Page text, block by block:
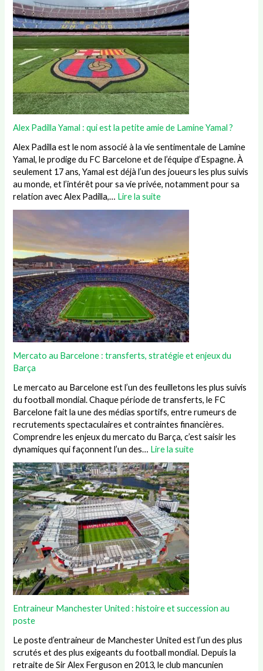
Alex Padilla Yamal : qui est la petite amie de Lamine Yamal ?
Alex Padilla est le nom associé à la vie sentimentale de Lamine
Yamal, le prodige du FC Barcelone et de l’équipe d’Espagne. À
seulement 17 ans, Yamal est déjà l’un des joueurs les plus suivis
au monde, et l’intérêt pour sa vie privée, notamment pour sa
relation avec Alex Padilla,… Lire la suite
Mercato au Barcelone : transferts, stratégie et enjeux du
Barça
Le mercato au Barcelone est l’un des feuilletons les plus suivis
du football mondial. Chaque période de transferts, le FC
Barcelone fait la une des médias sportifs, entre rumeurs de
recrutements spectaculaires et contraintes financières.
Comprendre les enjeux du mercato du Barça, c’est saisir les
dynamiques qui façonnent l’un des… Lire la suite
Entraineur Manchester United : histoire et succession au
poste
Le poste d’entraineur de Manchester United est l’un des plus
scrutés et des plus exigeants du football mondial. Depuis la
retraite de Sir Alex Ferguson en 2013, le club mancunien